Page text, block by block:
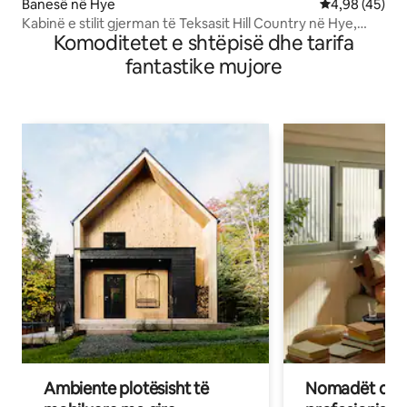
Banesë në Hye Vlerësimi
4,98 (45)
Kabinë e stilit gjerman të Teksasit Hill Country në Hye,
TeksasKomoditetet e shtëpisë dhe tarifa
fantastike mujore
Ambiente plotësisht të
Nomadët